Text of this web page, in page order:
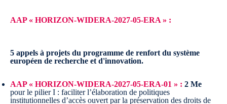
AAP « HORIZON-WIDERA-2027-05-ERA » :
5 appels à projets du programme de renfort du système
européen de recherche et d'innovation.
AAP « HORIZON-WIDERA-2027-05-ERA-01 » : 2 Me
pour le pilier I : faciliter l’élaboration de politiques
institutionnelles d’accès ouvert par la préservation des droits de